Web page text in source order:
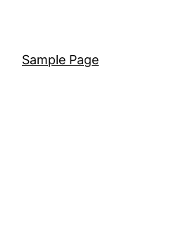
Sample Page